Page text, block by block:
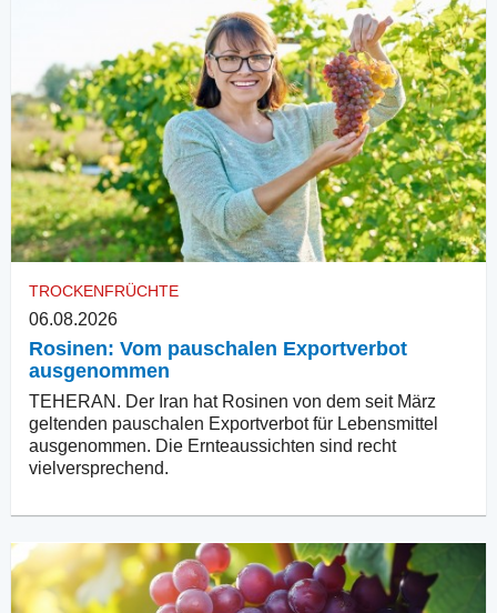
TROCKENFRÜCHTE
06.08.2026
Rosinen: Vom pauschalen Exportverbot
ausgenommen
TEHERAN. Der Iran hat Rosinen von dem seit März
geltenden pauschalen Exportverbot für Lebensmittel
ausgenommen. Die Ernteaussichten sind recht
vielversprechend.